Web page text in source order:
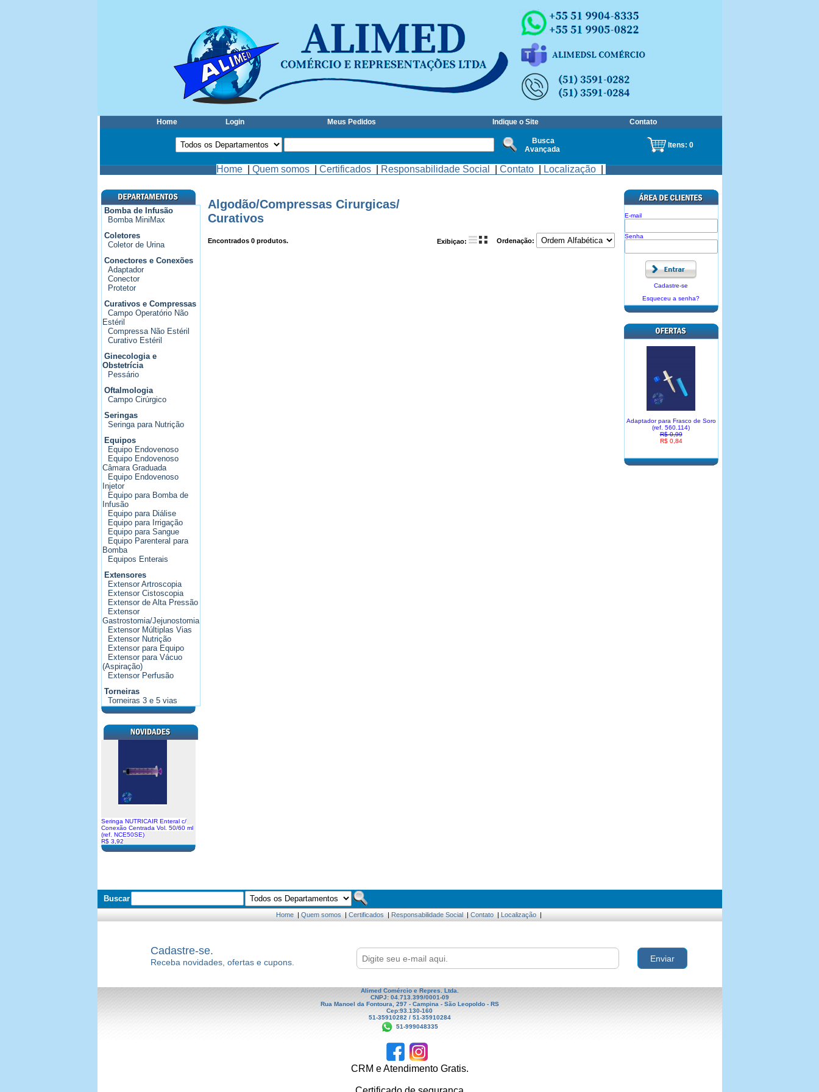
Home Login Meus Pedidos Indique o Site Contato
Busca
Avançada
Itens: 0
Home| Quem somos| Certificados| Responsabilidade Social Contato| Localização|
Bomba de Infusão
Bomba MiniMax
Coletores
Coletor de Urina
Conectores e Conexões
Adaptador
Conector
Protetor
Curativos e Compressas
Campo Operatório Não
Estéril
Compressa Não Estéril
Curativo Estéril
Ginecologia e
Obstetrícia
Pessário
Oftalmologia
Campo Cirúrgico
Seringas
Seringa para Nutrição
Equipos
Equipo Endovenoso
Equipo Endovenoso
Câmara Graduada
Equipo Endovenoso
Injetor
Equipo para Bomba de
Infusão
Equipo para Diálise
Equipo para Irrigação
Equipo para Sangue
Equipo Parenteral para
Bomba
Equipos Enterais
Extensores
Extensor Artroscopia
Extensor Cistoscopia
Extensor de Alta Pressão
Extensor
Gastrostomia/Jejunostomia
Extensor Múltiplas Vias
Extensor Nutrição
Extensor para Equipo
Extensor para Vácuo
(Aspiração)
Extensor Perfusão
Torneiras
Torneiras 3 e 5 vias
Seringa NUTRICAIR Enteral c/
Conexão Centrada Vol. 50/60 ml
(ref. NCE50SE)
R$ 3,92
Algodão/Compressas Cirurgicas/
Curativos
Encontrados 0produtos. Exibiçao: Ordenação:
E-mail
Senha
Cadastre-se
Esqueceu a senha?
Adaptador para Frasco de Soro
(ref. 560.114)
R$ 0,99
R$ 0,84
Buscar
Home| Quem somos| Certificados| Responsabilidade Social| Contato| Localização|
Cadastre-se.
Receba novidades, ofertas e cupons.
Alimed Comércio e Repres. Ltda.
CNPJ: 04.713.399/0001-09
Rua Manoel da Fontoura, 297 - Campina - São Leopoldo - RS
Cep:93.130-160
51-35910282 / 51-35910284
51-999048335
CRM e Atendimento Gratis.